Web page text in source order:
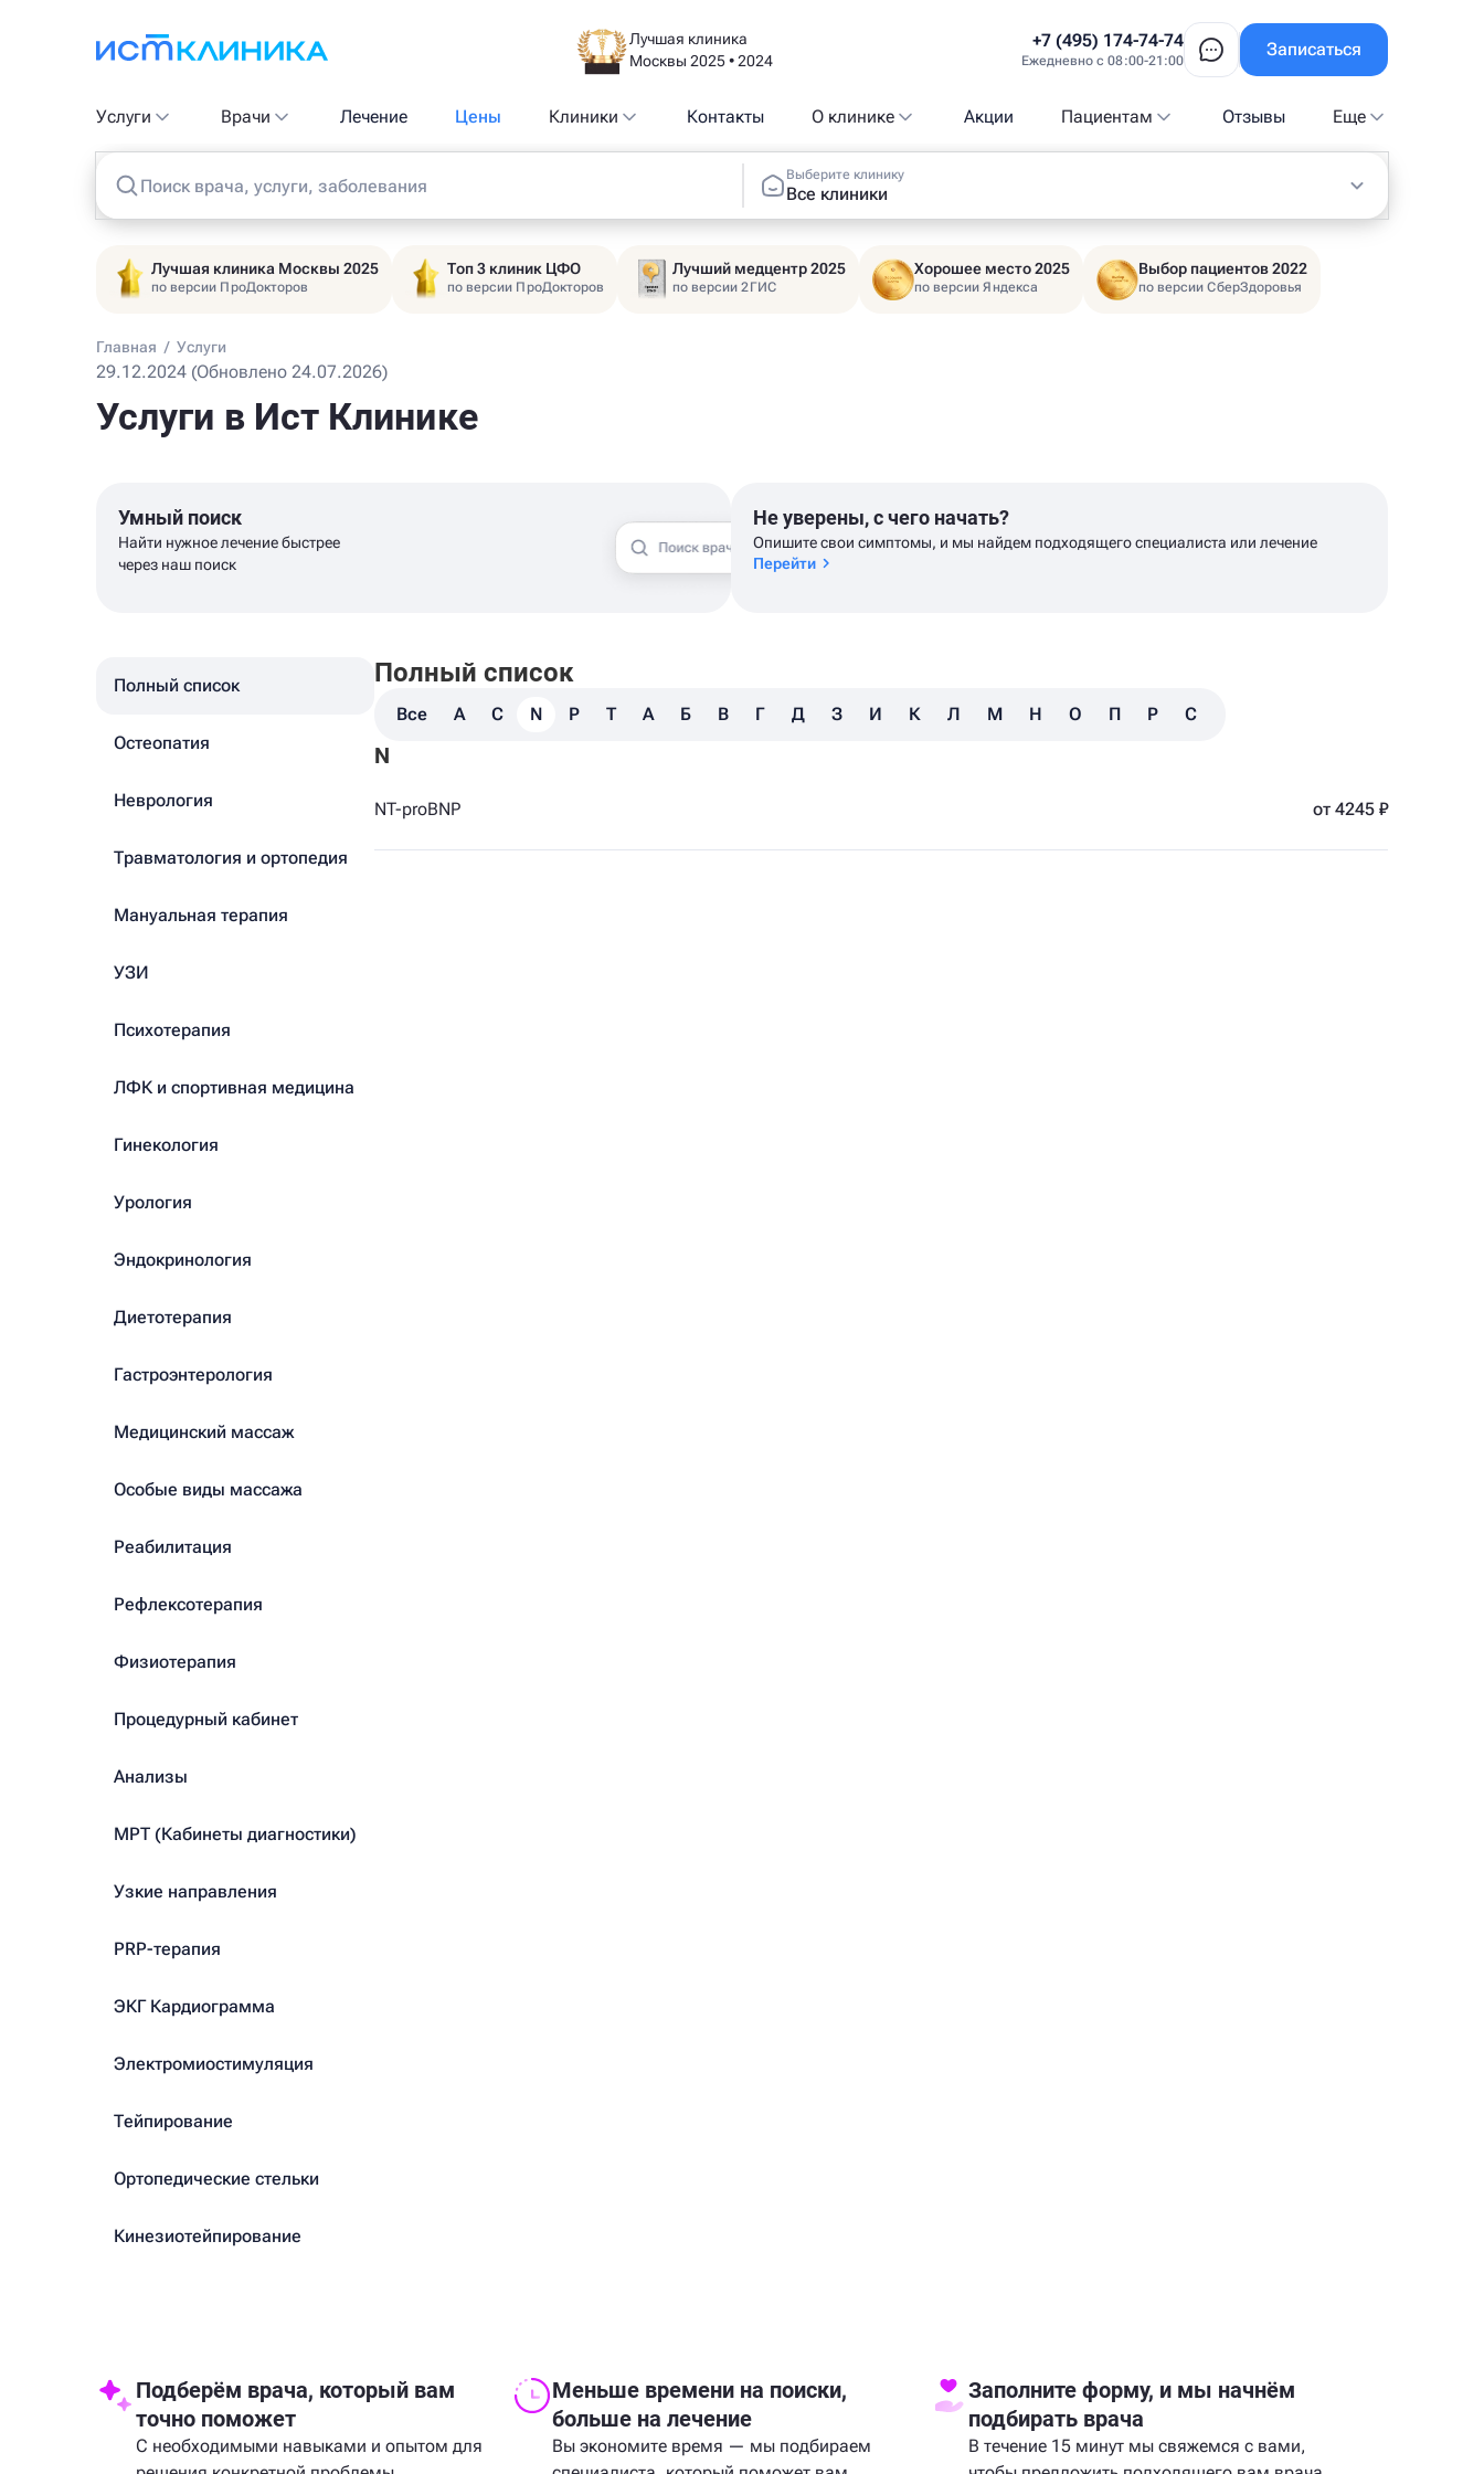
Лучшая клиника
Москвы 2025 • 2024
+7 (495) 174-74-74
Ежедневно с 08:00-21:00
Записаться
Услуги Врачи Лечение Цены Клиники Контакты О клинике Акции Пациентам Отзывы Еще
Поиск врача, услуги, заболевания
Выберите клинику
Все клиники
Лучшая клиника Москвы 2025
по версии ПроДокторов
Топ 3 клиник ЦФО
по версии ПроДокторов
Лучший медцентр 2025
по версии 2ГИС
Хорошее место 2025
по версии Яндекса
Выбор пациентов 2022
по версии СберЗдоровья
Главная / Услуги
29.12.2024 (Обновлено 24.07.2026)
Услуги в Ист Клинике
Умный поиск
Найти нужное лечение быстрее
через наш поиск
Не уверены, с чего начать?
Опишите свои симптомы, и мы найдем подходящего специалиста или лечение
Перейти
Полный список
Остеопатия
Неврология
Травматология и ортопедия
Мануальная терапия
УЗИ
Психотерапия
ЛФК и спортивная медицина
Гинекология
Урология
Эндокринология
Диетотерапия
Гастроэнтерология
Медицинский массаж
Особые виды массажа
Реабилитация
Рефлексотерапия
Физиотерапия
Процедурный кабинет
Анализы
МРТ (Кабинеты диагностики)
Узкие направления
PRP-терапия
ЭКГ Кардиограмма
Электромиостимуляция
Тейпирование
Ортопедические стельки
Кинезиотейпирование
Полный список
Все A C N P T А Б В Г Д З И К Л М Н О П Р С
N
NT-proBNP от 4245 ₽
Подберём врача, который вам
точно поможет
С необходимыми навыками и опытом для
Меньше времени на поиски,
больше на лечение
Вы экономите время — мы подбираем
Заполните форму, и мы начнём
подбирать врача
В течение 15 минут мы свяжемся с вами,